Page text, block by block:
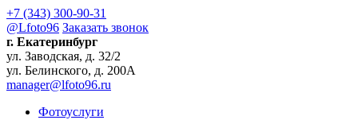
+7 (343) 300-90-31
@Lfoto96 Заказать звонок
г. Екатеринбург
ул. Заводская, д. 32/2
ул. Белинского, д. 200А
manager@lfoto96.ru
Фотоуслуги